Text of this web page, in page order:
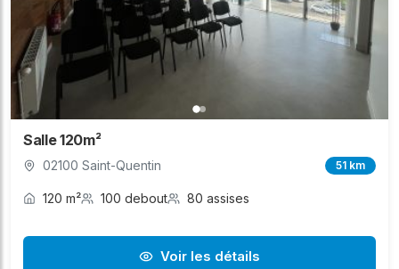
Salle 120m²
02100 Saint-Quentin 51 km
120 m² 100 debout 80 assises
Voir les détails